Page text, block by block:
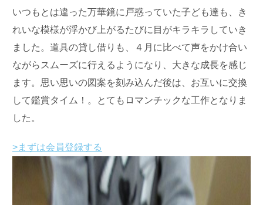
いつもとは違った万華鏡に戸惑っていた子ども達も、き
れいな模様が浮かび上がるたびに目がキラキラしていき
ました。道具の貸し借りも、４月に比べて声をかけ合い
ながらスムーズに行えるようになり、大きな成長を感じ
ます。思い思いの図案を刻み込んだ後は、お互いに交換
して鑑賞タイム！。とてもロマンチックな工作となりま
した。
>まずは会員登録する